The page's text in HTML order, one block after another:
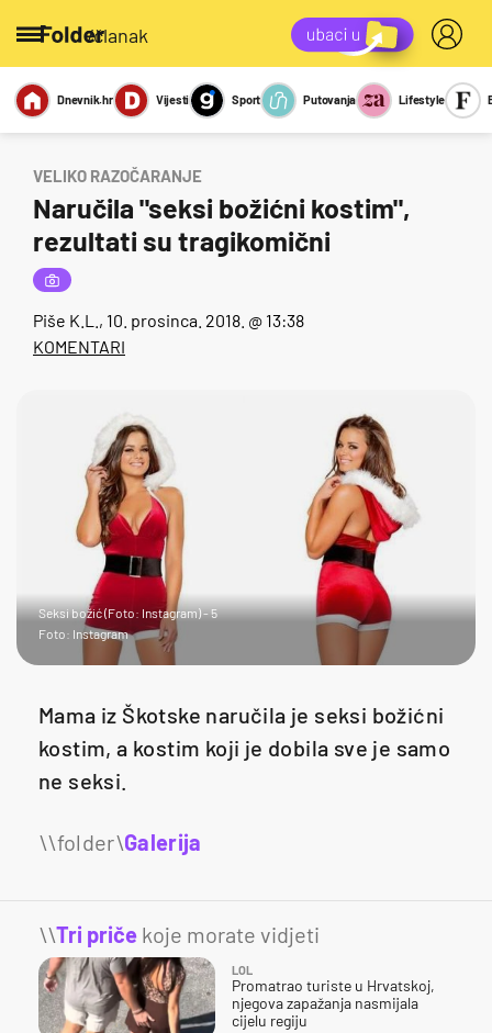
/članak
Miks Kviz
Report
Sexy
Dnevnik.hr Vijesti Sport Putovanja Lifestyle
VELIKO RAZOČARANJE
Naručila "seksi božićni kostim",
rezultati su tragikomični
Piše K.L. , 10. prosinca. 2018. @ 13:38
KOMENTARI
Seksi božić (Foto: Instagram) - 5
Foto: Instagram
Mama iz Škotske naručila je seksi božićni
kostim, a kostim koji je dobila sve je samo
ne seksi.
Galerija
\\Tri priče koje morate vidjeti
LOL
Promatrao turiste u Hrvatskoj,
njegova zapažanja nasmijala
cijelu regiju